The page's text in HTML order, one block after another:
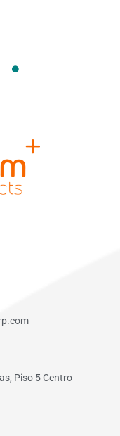
Piso 5 Centro